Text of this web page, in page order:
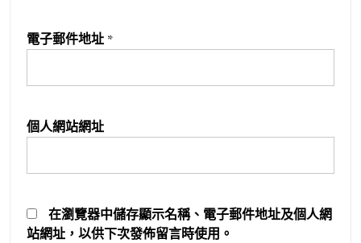
電子郵件地址 *
個人網站網址
在瀏覽器中儲存顯示名稱、電子郵件地址及個人網
站網址，以供下次發佈留言時使用。